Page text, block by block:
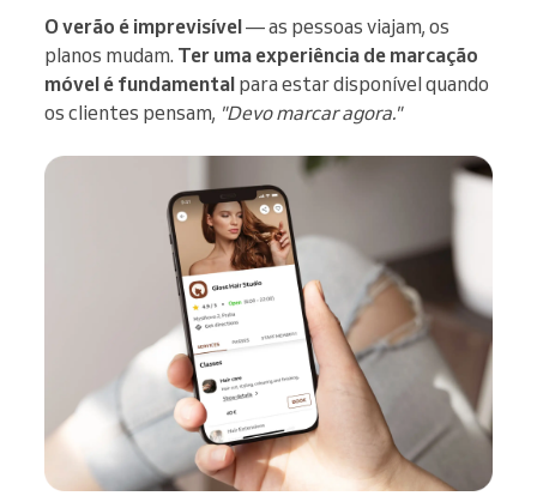
O verão é imprevisível— as pessoas viajam, os
planos mudam. Ter uma experiência de marcação
móvel é fundamental para estar disponível quando
os clientes pensam, "Devo marcar agora."